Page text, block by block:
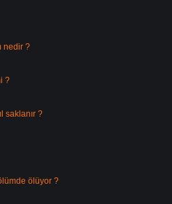
nedir ?
?
saklanır ?
ölüyor ?